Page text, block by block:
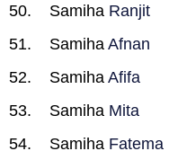
Samiha Ranjit
Samiha Afnan
Samiha Afifa
Samiha Mita
Samiha Fatema